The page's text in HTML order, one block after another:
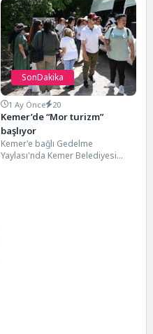
SonDakika
1 Ay Önce 20
Kemer’de “Mor turizm”
başlıyor
Kemer'e bağlı Gedelme
Yaylası'nda Kemer Belediyesi